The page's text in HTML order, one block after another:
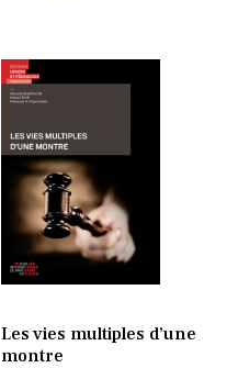
Les vies multiples d’une
montre